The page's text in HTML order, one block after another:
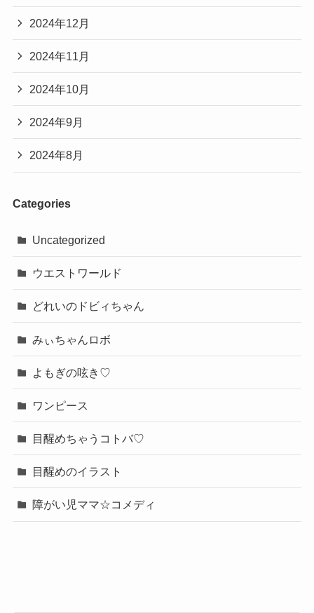
2024年12月
2024年11月
2024年10月
2024年9月
2024年8月
Categories
Uncategorized
ウエストワールド
どれいのドビィちゃん
みぃちゃんロボ
よもぎの呟き♡
ワンピース
目醒めちゃうコトバ♡
目醒めのイラスト
障がい児ママ☆コメディ